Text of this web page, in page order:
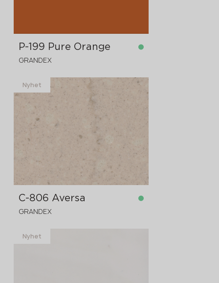
P-199 Pure Orange
GRANDEX
3680x760x12 mm på lager
Nyhet
C-806 Aversa
GRANDEX
Nyhet